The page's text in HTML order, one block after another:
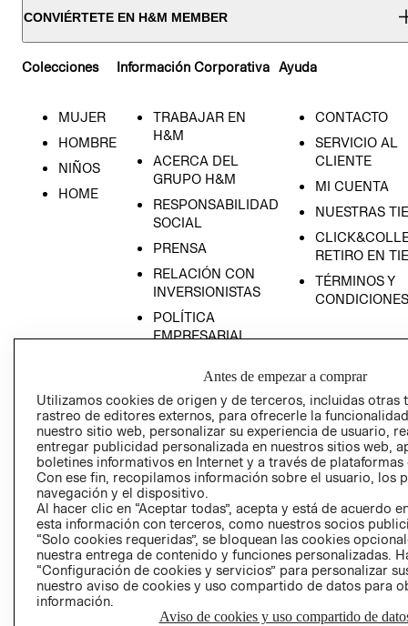
CONVIÉRTETE EN H&M MEMBER
Colecciones
MUJER
HOMBRE
NIÑOS
HOME
Información Corporativa
TRABAJAR EN
H&M
ACERCA DEL
GRUPO H&M
RESPONSABILIDAD
SOCIAL
PRENSA
RELACIÓN CON
INVERSIONISTAS
POLÍTICA
EMPRESARIAL
Ayuda
CONTACTO
SERVICIO AL
CLIENTE
MI CUENTA
NUESTRAS
RETIRO EN
TÉRMINOS Y
CONDICIONES
AVISO DE
PRIVACIDAD
GIFT CARD
Antes de empezar a comprar
Utilizamos cookies de origen y de terceros, incluidas otras
rastreo de editores externos, para ofrecerle la
nuestro sitio web, personalizar su experiencia de usuario,
entregar publicidad personalizada en nuestros sitios web,
boletines informativos en Internet y a través de plataformas
Con ese fin, recopilamos información sobre el usuario, los
navegación y el dispositivo.
Al hacer clic en “Aceptar todas”, acepta y está de acuerdo
esta información con terceros, como nuestros socios
“Solo cookies requeridas”, se bloquean las cookies
nuestra entrega de contenido y funciones personalizadas.
“Configuración de cookies y servicios” para personalizar
nuestro aviso de cookies y uso compartido de datos para
información.
Aviso de cookies y uso compartido de